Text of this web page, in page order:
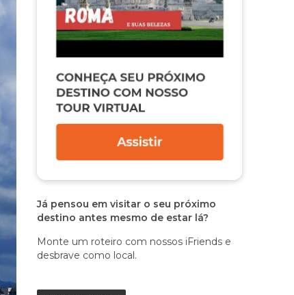
Já pensou em visitar o seu próximo
destino antes mesmo de estar lá?
Monte um roteiro com nossos iFriends e
desbrave como local.